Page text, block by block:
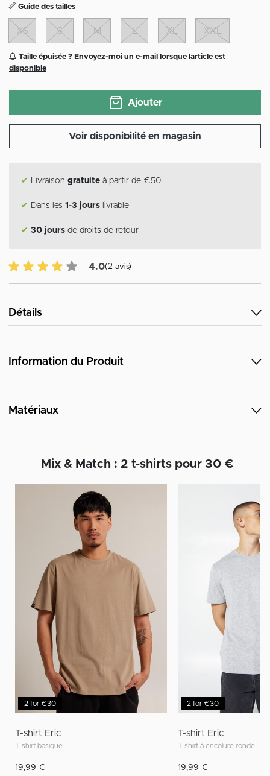
Guide des tailles
XS S M L XL XXL
Taille épuisée ? Envoyez-moi un e-mail lorsque larticle est
disponible
Ajouter
Voir disponibilité en magasin
✔ Livraison gratuite à partir de €50
✔ Dans les 1-3 jours livrable
✔ 30 jours de droits de retour
4.0 sur 5 avis des clients
4.0(2 avis)
Détails
Information du Produit
Matériaux
Mix & Match : 2 t-shirts pour 30 €
2 for €30
T-shirt Eric
T-shirt basique
19,99 €
2 for €30
T-shirt Eric
T-shirt à encolure ronde
19,99 €